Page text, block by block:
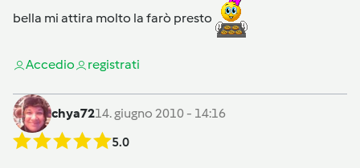
bella mi attira molto la farò presto
Accedio registrati
chya7214. giugno 2010 - 14:16
5.0